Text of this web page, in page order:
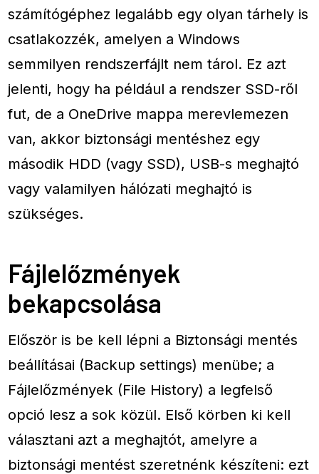
számítógéphez legalább egy olyan tárhely is
csatlakozzék, amelyen a Windows
semmilyen rendszerfájlt nem tárol. Ez azt
jelenti, hogy ha például a rendszer SSD-ről
fut, de a OneDrive mappa merevlemezen
van, akkor biztonsági mentéshez egy
második HDD (vagy SSD), USB-s meghajtó
vagy valamilyen hálózati meghajtó is
szükséges.
Fájlelőzmények
bekapcsolása
Először is be kell lépni a Biztonsági mentés
beállításai (Backup settings) menübe; a
Fájlelőzmények (File History) a legfelső
opció lesz a sok közül. Első körben ki kell
választani azt a meghajtót, amelyre a
biztonsági mentést szeretnénk készíteni: ezt